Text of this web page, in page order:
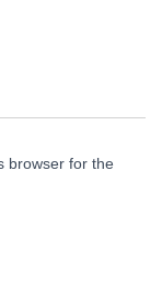
browser for the